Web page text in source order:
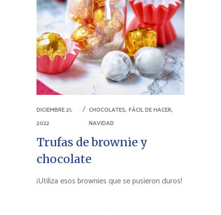
DICIEMBRE 21,
2022
CHOCOLATES,FÁCIL DE HACER,
NAVIDAD
Trufas de brownie y
chocolate
¡Utiliza esos brownies que se pusieron duros!